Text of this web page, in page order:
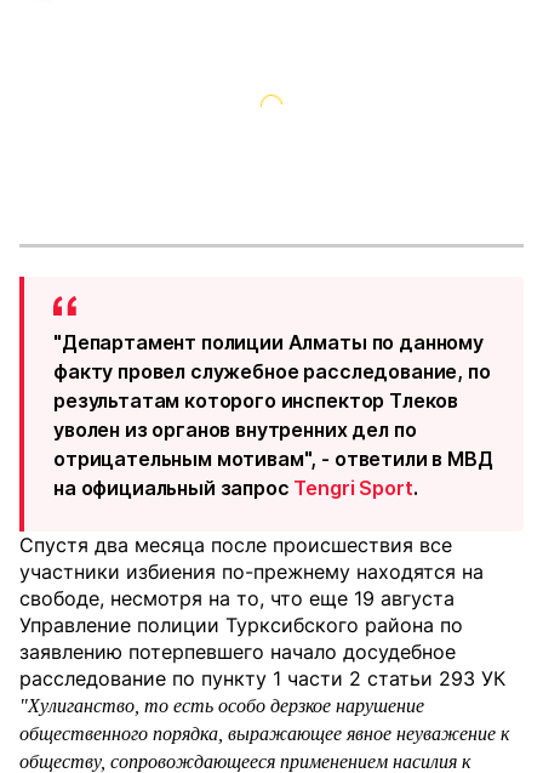
"Департамент полиции Алматы по данному
факту провел служебное расследование, по
результатам которого инспектор Тлеков
уволен из органов внутренних дел по
отрицательным мотивам", - ответили в МВД
на официальный запрос Tengri Sport.
Спустя два месяца после происшествия все
участники избиения по-прежнему находятся на
свободе, несмотря на то, что еще ​19 августа
Управление полиции Турксибского района по
заявлению потерпевшего начало досудебное
расследование по пункту 1 части 2 статьи 293 УК
"Хулиганство, то есть особо дерзкое нарушение
общественного порядка, выражающее явное неуважение к
обществу, сопровождающееся применением насилия к